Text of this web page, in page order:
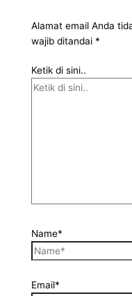
Alamat email Anda
wajib ditandai *
Ketik di sini..
Name*
Email*